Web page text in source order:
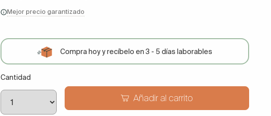
Mejor precio garantizado
Compra hoy y recíbelo en 3 - 5 días laborables
Cantidad
Añadir al carrito